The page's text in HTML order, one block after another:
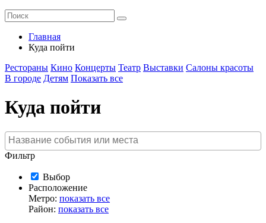
Главная
Куда пойти
Рестораны Кино Концерты Театр Выставки Салоны красоты
В городе Детям Показать все
Куда пойти
Фильтр
Выбор
Расположение
Метро: показать все
Район: показать все